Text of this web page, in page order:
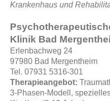
Krankenhaus und
Klinik Bad
Erlenbachweg 24
97980 Bad Mergentheim
Tel. 07931 5316-301
Therapieangebot:
3-Phasen-Modell,